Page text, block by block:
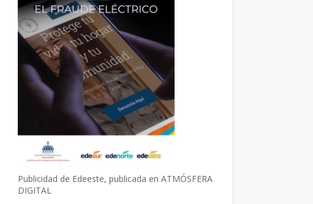
Publicidad de Edeeste, publicada en ATMÓSFERA
DIGITAL